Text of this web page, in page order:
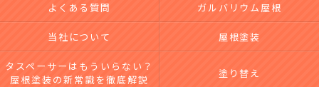
よくある質問 ガルバリウム屋根
当社について 屋根塗装
タスペーサーはもういらない？
屋根塗装の新常識を徹底解説
塗り替え